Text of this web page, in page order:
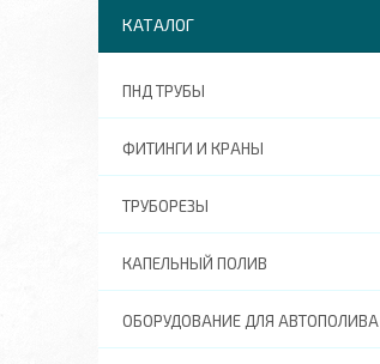
КАТАЛОГ
ПНД ТРУБЫ
ФИТИНГИ И КРАНЫ
ТРУБОРЕЗЫ
КАПЕЛЬНЫЙ ПОЛИВ
ОБОРУДОВАНИЕ ДЛЯ АВТОПОЛИВА